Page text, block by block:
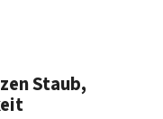
Staub,